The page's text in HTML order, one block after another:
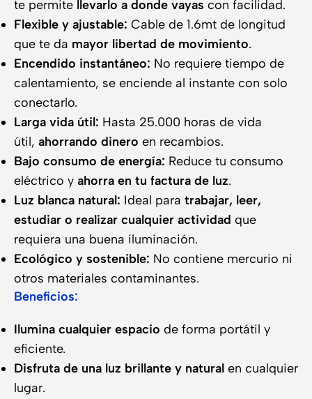
te permite llevarlo a donde vayas con facilidad.
Flexible y ajustable: Cable de 1.6mt de longitud
que te da mayor libertad de movimiento.
Encendido instantáneo: No requiere tiempo de
calentamiento, se enciende al instante con solo
conectarlo.
Larga vida útil: Hasta 25.000 horas de vida
útil, ahorrando dinero en recambios.
Bajo consumo de energía: Reduce tu consumo
eléctrico y ahorra en tu factura de luz.
Luz blanca natural: Ideal para trabajar, leer,
estudiar o realizar cualquier actividad que
requiera una buena iluminación.
Ecológico y sostenible: No contiene mercurio ni
otros materiales contaminantes.
Beneficios:
Ilumina cualquier espacio de forma portátil y
eficiente.
Disfruta de una luz brillante y natural en cualquier
lugar.